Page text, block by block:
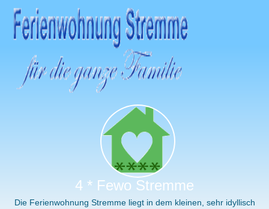
4 * Fewo Stremme
Die Ferienwohnung Stremme liegt in dem kleinen, sehr idyllisch